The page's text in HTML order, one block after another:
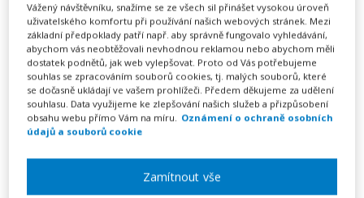
BALÍČEK VZORŮ PRO SITUACI
Přijímám nového kolegu
990 Kč
Vážený návštěvníku, snažíme se ze všech sil přinášet vysokou úroveň
uživatelského komfortu při používání našich webových stránek. Mezi
základní předpoklady patří např. aby správně fungovalo vyhledávání,
abychom vás neobtěžovali nevhodnou reklamou nebo abychom měli
dostatek podnětů, jak web vylepšovat. Proto od Vás potřebujeme
souhlas se zpracováním souborů cookies, tj. malých souborů, které
se dočasně ukládají ve vašem prohlížeči. Předem děkujeme za udělení
souhlasu. Data využijeme ke zlepšování našich služeb a přizpůsobení
obsahu webu přímo Vám na míru. Oznámení o ochraně osobních
údajů a souborů cookie
Zamítnout vše